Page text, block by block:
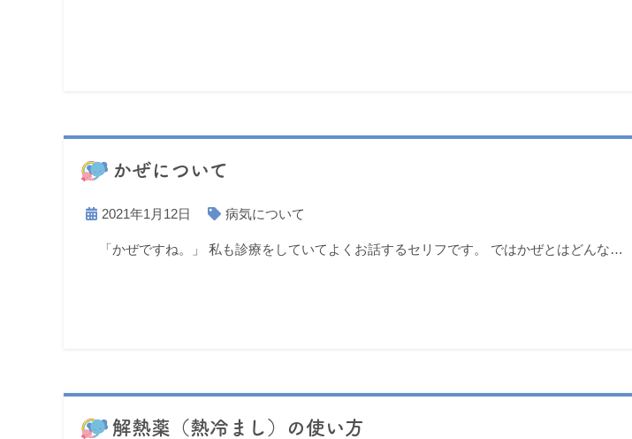
かぜについて
2021年1月12日 病気について
「かぜですね。」 私も診療をしていてよくお話するセリフです。 ではかぜとはどんな…
解熱薬（熱冷まし）の使い方